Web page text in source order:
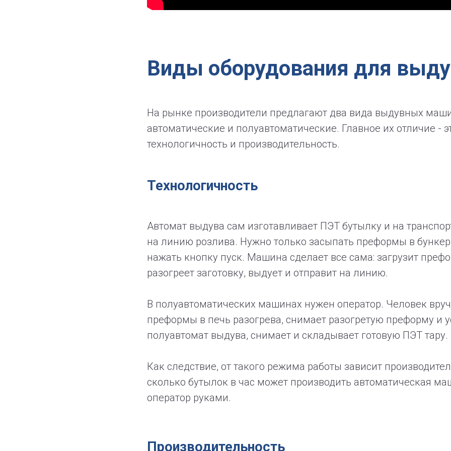
Виды оборудования для
На рынке производители предлагают два вида выдувных
автоматические и полуавтоматические. Главное их отличие -
технологичность и производительность.
Технологичность
Автомат выдува сам изготавливает ПЭТ бутылку и на
на линию розлива. Нужно только засыпать преформы в
нажать кнопку пуск. Машина сделает все сама: загрузит
разогреет заготовку, выдует и отправит на линию.
В полуавтоматических машинах нужен оператор. Человек
преформы в печь разогрева, снимает разогретую преформу и
полуавтомат выдува, снимает и складывает готовую ПЭТ тару.
Как следствие, от такого режима работы зависит
сколько бутылок в час может производить автоматическая
оператор руками.
Производительность